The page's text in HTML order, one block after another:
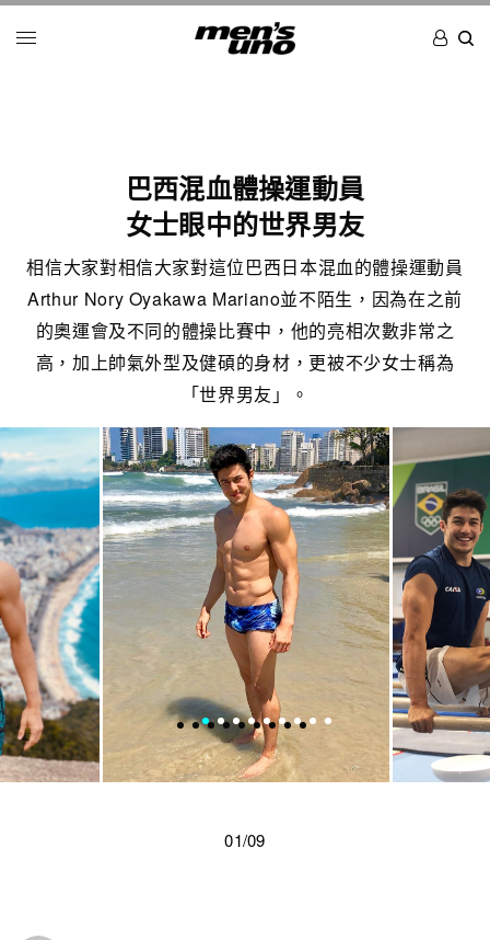
巴西混血體操運動員
女士眼中的世界男友
相信大家對相信大家對這位巴西日本混血的體操運動員
Arthur Nory Oyakawa Mariano並不陌生，因為在之前
的奧運會及不同的體操比賽中，他的亮相次數非常之
高，加上帥氣外型及健碩的身材，更被不少女士稱為
「世界男友」。
01/09